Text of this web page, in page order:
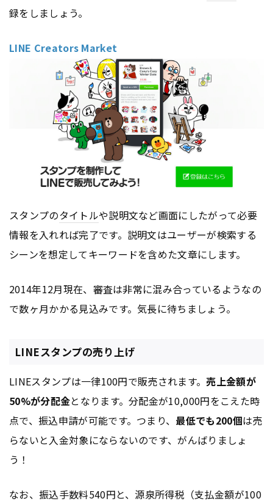
録をしましょう。
LINE Creators Market
スタンプのタイトルや説明文など画面にしたがって必要
情報を入れれば完了です。説明文はユーザーが検索する
シーンを想定してキーワードを含めた文章にします。
2014年12月現在、審査は非常に混み合っているようなの
で数ヶ月かかる見込みです。気長に待ちましょう。
LINEスタンプの売り上げ
LINEスタンプは一律100円で販売されます。売上金額が
50%が分配金となります。分配金が10,000円をこえた時
点で、振込申請が可能です。つまり、 最低でも200個は売
らないと入金対象にならないのです、がんばりましょ
う！
なお、振込手数料540円と、源泉所得税（支払金額が100